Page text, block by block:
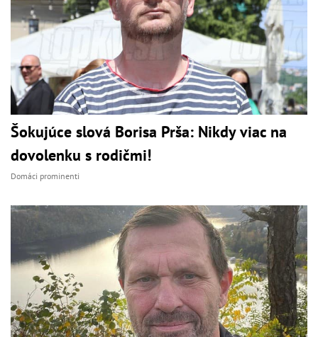
Šokujúce slová Borisa Prša: Nikdy viac na
dovolenku s rodičmi!
Domáci prominenti